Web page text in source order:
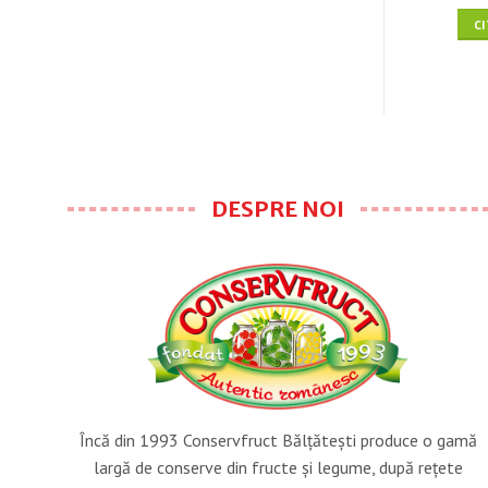
DESPRE NOI
Încă din 1993 Conservfruct Bălţăteşti produce o gamă
largă de conserve din fructe şi legume, după reţete